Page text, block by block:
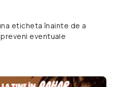
eticheta înainte de a
eventuale